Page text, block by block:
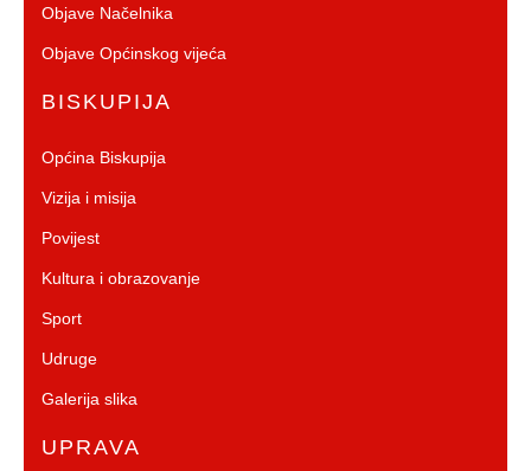
Objave Načelnika
Objave Općinskog vijeća
BISKUPIJA
Općina Biskupija
Vizija i misija
Povijest
Kultura i obrazovanje
Sport
Udruge
Galerija slika
UPRAVA